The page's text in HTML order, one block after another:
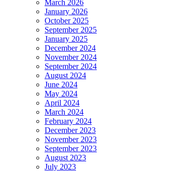
March 2026
January 2026
October 2025
September 2025
January 2025
December 2024
November 2024
September 2024
August 2024
June 2024
May 2024
April 2024
March 2024
February 2024
December 2023
November 2023
September 2023
August 2023
July 2023